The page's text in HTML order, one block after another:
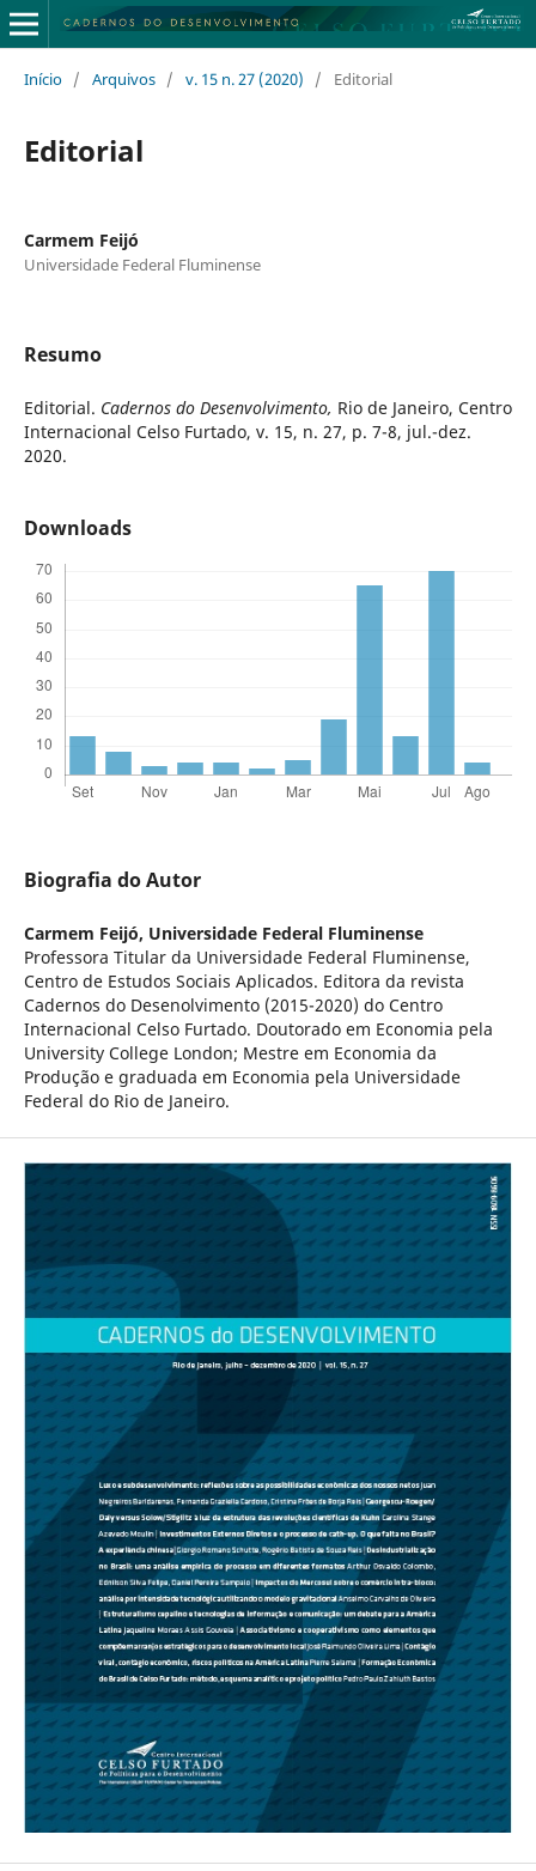
Início / Arquivos / v. 15 n. 27 (2020) / Editorial
Editorial
Carmem Feijó
Universidade Federal Fluminense
Resumo
Editorial. Cadernos do Desenvolvimento, Rio de Janeiro, Centro
Internacional Celso Furtado, v. 15, n. 27, p. 7-8, jul.-dez.
2020.
Downloads
Biografia do Autor
Carmem Feijó, Universidade Federal Fluminense
Professora Titular da Universidade Federal Fluminense,
Centro de Estudos Sociais Aplicados. Editora da revista
Cadernos do Desenolvimento (2015-2020) do Centro
Internacional Celso Furtado. Doutorado em Economia pela
University College London; Mestre em Economia da
Produção e graduada em Economia pela Universidade
Federal do Rio de Janeiro.